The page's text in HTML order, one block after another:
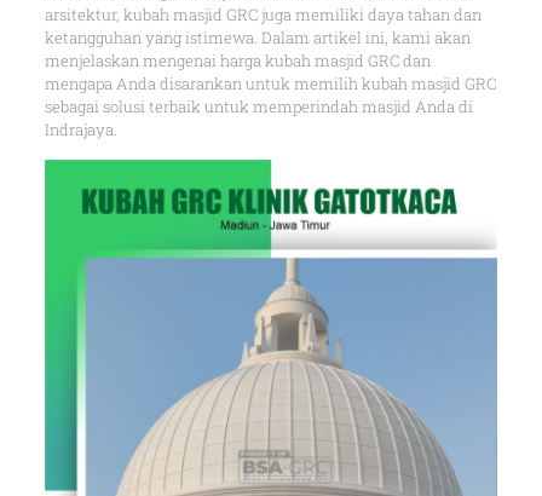
arsitektur, kubah masjid GRC juga memiliki daya tahan dan
ketangguhan yang istimewa. Dalam artikel ini, kami akan
menjelaskan mengenai harga kubah masjid GRC dan
mengapa Anda disarankan untuk memilih kubah masjid GRC
sebagai solusi terbaik untuk memperindah masjid Anda di
Indrajaya.